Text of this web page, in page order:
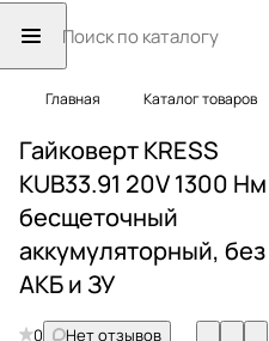
Главная Каталог товаров
Гайковерт KRESS
KUB33.91 20V 1300 Нм
бесщеточный
аккумуляторный, без
АКБ и ЗУ
0
Нет отзывов